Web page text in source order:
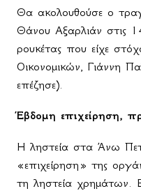
Θα ακολουθούσε ο
Θάνου Αξαρλιάν στις
ρουκέτας που είχε
Οικονομικών, Γιάννη
επέζησε).
Έβδομη επιχείρηση,
Η ληστεία στα Άνω
«επιχείρηση» της
τη ληστεία χρημάτων.